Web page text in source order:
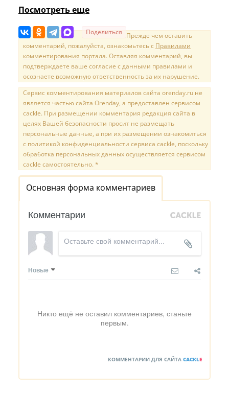
Посмотреть еще
Поделиться Прежде чем оставить
комментарий, пожалуйста, ознакомьтесь с Правилами
комментирования портала. Оставляя комментарий, вы
подтверждаете ваше согласие с данными правилами и
осознаете возможную ответственность за их нарушение.
Сервис комментирования материалов сайта orenday.ru не
является частью сайта Orenday, а предоставлен сервисом
cackle. При размещении комментария редакция сайта в
целях Вашей безопасности просит не размещать
персональные данные, а при их размещении ознакомиться
с политикой конфиденциальности сервиса cackle, поскольку
обработка персональных данных осуществляется сервисом
cackle самостоятельно. *
Основная форма комментариев
Комментарии
Новые
Никто ещё не оставил комментариев, станьте
первым.
КОММЕНТАРИИ ДЛЯ САЙТА CACKLE